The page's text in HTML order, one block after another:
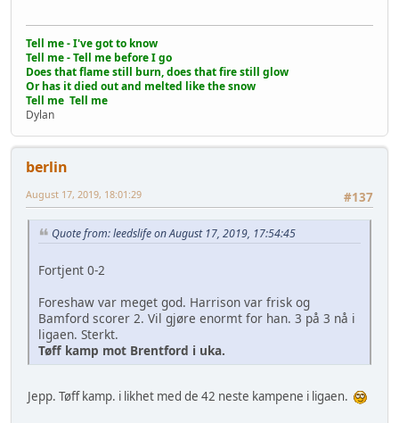
Tell me - I've got to know
Tell me - Tell me before I go
Does that flame still burn, does that fire still glow
Or has it died out and melted like the snow
Tell me Tell me
Dylan
berlin
#137
August 17, 2019, 18:01:29
Quote from: leedslife on August 17, 2019, 17:54:45
Fortjent 0-2
Foreshaw var meget god. Harrison var frisk og
Bamford scorer 2. Vil gjøre enormt for han. 3 på 3 nå i
ligaen. Sterkt.
Tøff kamp mot Brentford i uka.
Jepp. Tøff kamp. i likhet med de 42 neste kampene i ligaen.